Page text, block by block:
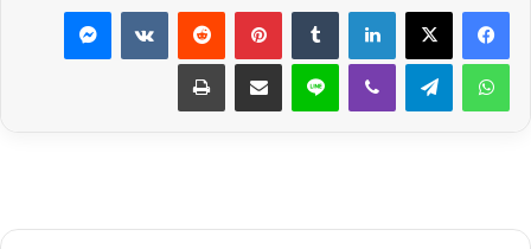
لينكدإن بينتيريست ماسنجر
واتساب تيلقرام ڤايبر لاين مشاركة عبر البريد طباعة